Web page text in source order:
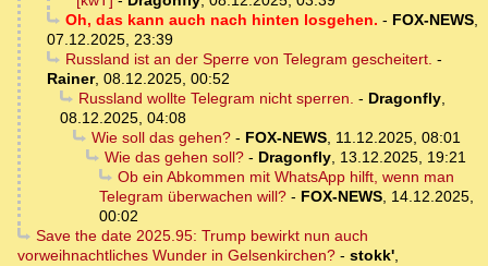
Oh, das kann auch nach hinten losgehen. - FOX-NEWS,
07.12.2025, 23:39
Russland ist an der Sperre von Telegram gescheitert. -
Rainer, 08.12.2025, 00:52
Russland wollte Telegram nicht sperren. - Dragonfly,
08.12.2025, 04:08
Wie soll das gehen?- FOX-NEWS, 11.12.2025, 08:01
Wie das gehen soll?- Dragonfly, 13.12.2025, 19:21
Ob ein Abkommen mit WhatsApp hilft, wenn man
Telegram überwachen will? - FOX-NEWS 14.12.2025,
00:02
Save the date 2025.95: Trump bewirkt nun auch
vorweihnachtliches Wunder in Gelsenkirchen? - stokk'